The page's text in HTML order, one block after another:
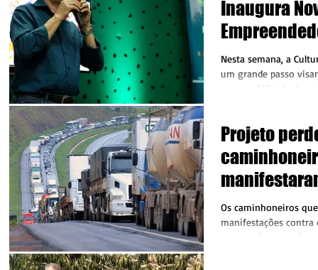
Inaugura
Criativos
Nesta semana, a
um grande passo
sustentabilidade das
Projeto
Os caminhoneiros
manifestações contra
combustível no início